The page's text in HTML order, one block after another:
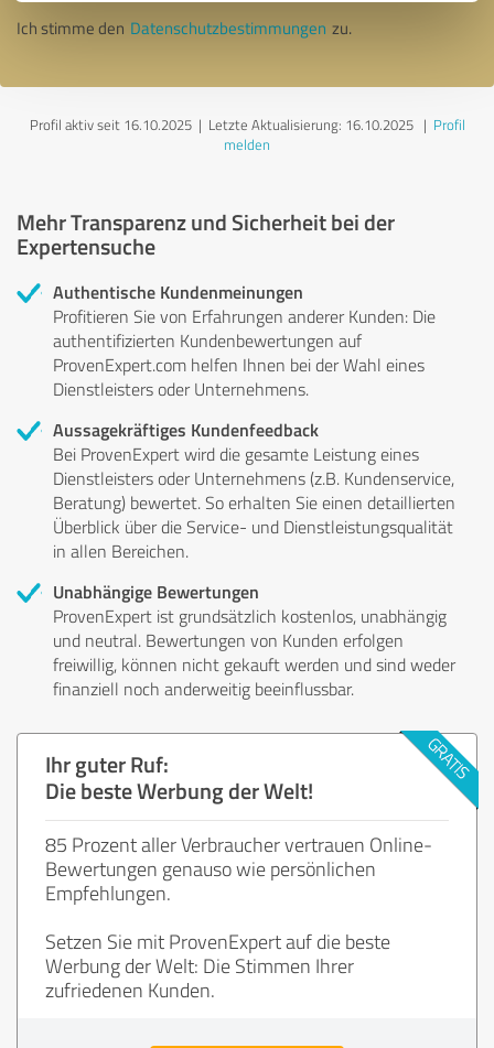
Ich stimme den Datenschutzbestimmungen zu.
Profil aktiv seit 16.10.2025 | Letzte Aktualisierung: 16.10.2025| Profil
melden
Mehr Transparenz und Sicherheit bei der
Expertensuche
Authentische Kundenmeinungen
Profitieren Sie von Erfahrungen anderer Kunden: Die
authentifizierten Kundenbewertungen auf
ProvenExpert.com helfen Ihnen bei der Wahl eines
Dienstleisters oder Unternehmens.
Aussagekräftiges Kundenfeedback
Bei ProvenExpert wird die gesamte Leistung eines
Dienstleisters oder Unternehmens (z.B. Kundenservice,
Beratung) bewertet. So erhalten Sie einen detaillierten
Überblick über die Service- und Dienstleistungsqualität
in allen Bereichen.
Unabhängige Bewertungen
ProvenExpert ist grundsätzlich kostenlos, unabhängig
und neutral. Bewertungen von Kunden erfolgen
freiwillig, können nicht gekauft werden und sind weder
finanziell noch anderweitig beeinflussbar.
Ihr guter Ruf:
Die beste Werbung der Welt!
85 Prozent aller Verbraucher vertrauen Online-
Bewertungen genauso wie persönlichen
Empfehlungen.
Setzen Sie mit ProvenExpert auf die beste
Werbung der Welt: Die Stimmen Ihrer
zufriedenen Kunden.